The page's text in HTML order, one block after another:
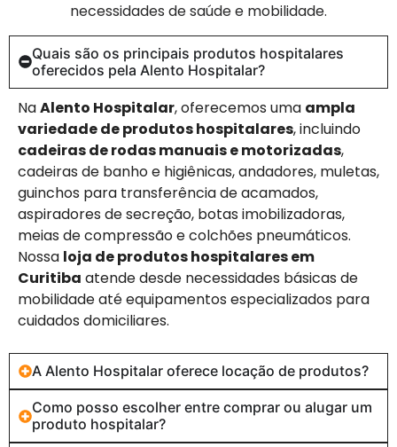
necessidades de saúde e mobilidade.
Quais são os principais produtos hospitalares
oferecidos pela Alento Hospitalar?
NaAlento Hospitalar, oferecemos uma ampla
variedade de produtos hospitalares, incluindo
cadeiras de rodas manuais e motorizadas,
cadeiras de banho e higiênicas, andadores, muletas,
guinchos para transferência de acamados,
aspiradores de secreção, botas imobilizadoras,
meias de compressão e colchões pneumáticos.
Nossa loja de produtos hospitalares em
Curitiba atende desde necessidades básicas de
mobilidade até equipamentos especializados para
cuidados domiciliares.
A Alento Hospitalar oferece locação de produtos?
Como posso escolher entre comprar ou alugar um
produto hospitalar?